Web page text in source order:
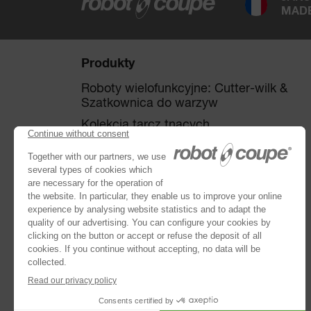
Produkty
Roboty wielofunkcyjne: Cutter-wilk &
Szatkownica do warzyw
Kolekcja tarcz tnących
Szatkownica do warzyw
Cutter-wilki
Robot Cook
Blixer ®
Kitchen Blenders
Miksery ręczne
Wyciskarki do soków automatyczne
Automatyczne sitka